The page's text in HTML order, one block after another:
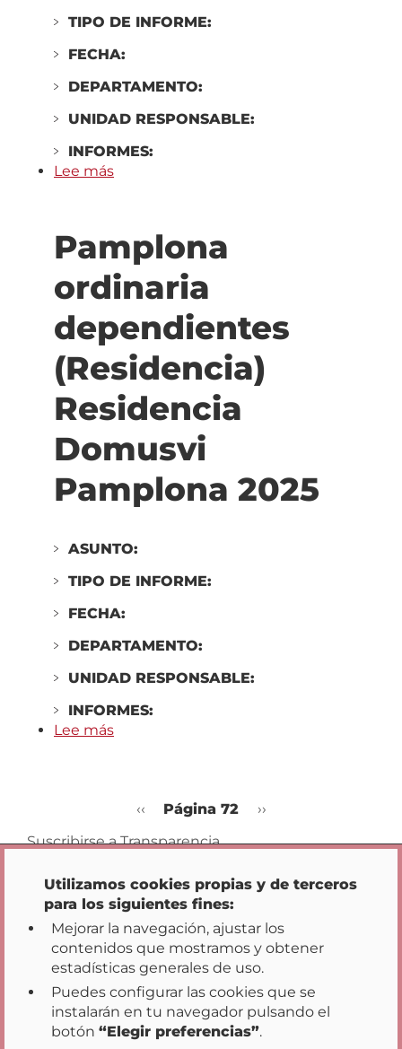
TIPO DE INFORME:
FECHA:
DEPARTAMENTO:
UNIDAD RESPONSABLE:
INFORMES:
Lee más
dependientes
(Residencia)
Residencia
Torre
Monreal
2025
Pamplona
ordinaria
dependientes
(Residencia)
Residencia
Domusvi
Pamplona 2025
ASUNTO:
TIPO DE INFORME:
FECHA:
DEPARTAMENTO:
UNIDAD RESPONSABLE:
INFORMES:
Lee más
(Residencia)
Residencia
Pamplona
2025
Página
‹‹ Página 72
Siguiente
››
Suscribirse a Transparencia
Inicio | Transparencia | Participación
Datos Abiertos | Acción de Gobierno
Utilizamos cookies propias y de terceros
para los siguientes fines:
Mejorar la navegación, ajustar los
contenidos que mostramos y obtener
estadísticas generales de uso.
Puedes configurar las cookies que se
instalarán en tu navegador pulsando el
botón “Elegir preferencias”.